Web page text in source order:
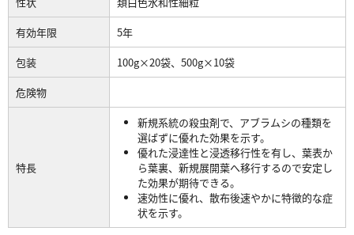
有効年限
5年
包装
100g×20袋、500g×10袋
危険物
特長
新規系統の殺虫剤で、アブラムシの種類を
選ばずに優れた効果を示す。
優れた浸達性と浸透移行性を有し、葉表か
ら葉裏、新規展開葉へ移行するので安定し
た効果が期待できる。
速効性に優れ、散布後速やかに特徴的な症
状を示す。